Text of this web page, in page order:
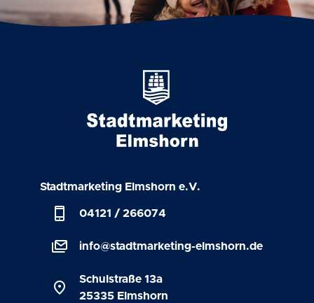
Stadtmarketing Elmshorn e.V.
phone_iphone 04121 / 266074
stacked_email info@stadtmarketing-elmshorn.de
location_on
Schulstraße 13a
25335 Elmshorn